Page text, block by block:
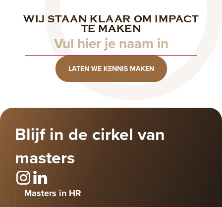
WIJ STAAN KLAAR OM IMPACT
TE MAKEN
Naam
LATEN WE KENNIS MAKEN
Blijf in de cirkel van
masters
Masters in HR